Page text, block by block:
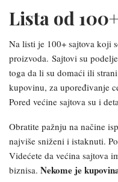
Lista od
Na listi je 100+ sajtova koji
proizvoda. Sajtovi su
toga da li su domaći ili
kupovinu, za upoređivanje
Pored većine sajtova su i
Obratite pažnju na načine
najviše sniženi i istaknuti.
Videćete da većina sajtova
biznisa. Nekome je